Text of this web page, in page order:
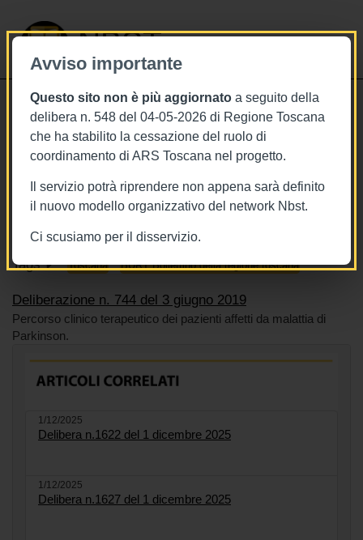
Avviso importante
Questo sito non è più aggiornato a seguito della
delibera n. 548 del 04-05-2026 di Regione Toscana
che ha stabilito la cessazione del ruolo di
coordinamento di ARS Toscana nel progetto.
Il servizio potrà riprendere non appena sarà definito
il nuovo modello organizzativo del network Nbst.
Ci scusiamo per il disservizio.
NBST
Deliberazione n. 744 del 3 giugno
2019
Tags Toscana BURT Bollettino della regione toscana
Deliberazione n. 744 del 3 giugno 2019
Percorso clinico terapeutico dei pazienti affetti da malattia di
Parkinson.
1/12/2025
Delibera n.1622 del 1 dicembre 2025
1/12/2025
Delibera n.1627 del 1 dicembre 2025